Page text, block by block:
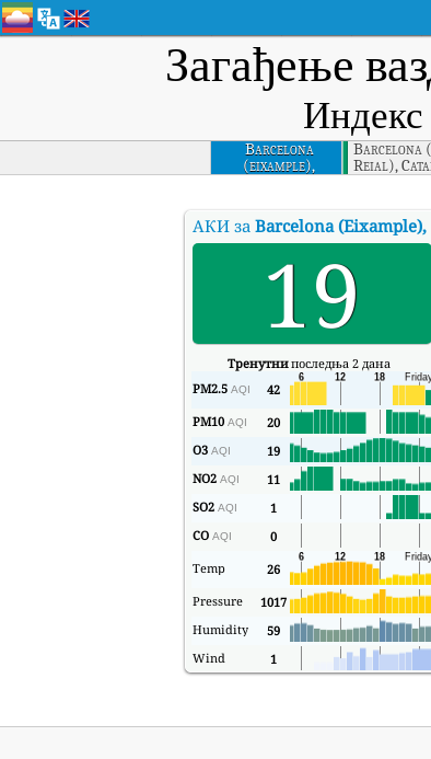
Загађење
Barcelona
(eixample),
Catalunya
Barcelona
Reial),
АКИ за Barcelona (Eixample),
19
Тренутнипоследња 2 дана
PM2.5 AQI 42
PM10 AQI 20
O3 AQI 19
NO2 AQI 11
SO2 AQI 1
CO AQI 0
Temp
26
Pressure
1017
Humidity
59
Wind
1